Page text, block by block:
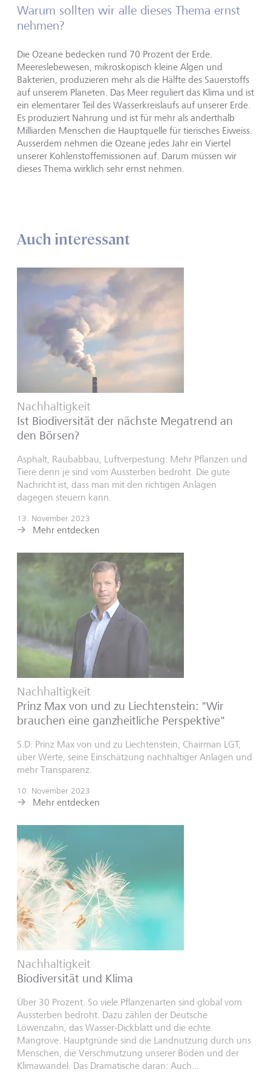
Warum sollten wir alle dieses Thema ernst
nehmen?
Die Ozeane bedecken rund 70 Prozent der Erde.
Meereslebewesen, mikroskopisch kleine Algen und
Bakterien, produzieren mehr als die Hälfte des Sauerstoffs
auf unserem Planeten. Das Meer reguliert das Klima und ist
ein elementarer Teil des Wasserkreislaufs auf unserer Erde.
Es produziert Nahrung und ist für mehr als anderthalb
Milliarden Menschen die Hauptquelle für tierisches Eiweiss.
Ausserdem nehmen die Ozeane jedes Jahr ein Viertel
unserer Kohlenstoffemissionen auf. Darum müssen wir
dieses Thema wirklich sehr ernst nehmen.
Auch interessant
Nachhaltigkeit
Ist Biodiversität der nächste Megatrend an
den Börsen?
Asphalt, Raubabbau, Luftverpestung: Mehr Pflanzen und
Tiere denn je sind vom Aussterben bedroht. Die gute
Nachricht ist, dass man mit den richtigen Anlagen
dagegen steuern kann.
13. November 2023
Mehr entdecken
Nachhaltigkeit
Prinz Max von und zu Liechtenstein: "Wir
brauchen eine ganzheitliche Perspektive"
S.D. Prinz Max von und zu Liechtenstein, Chairman LGT,
über Werte, seine Einschätzung nachhaltiger Anlagen und
mehr Transparenz.
10. November 2023
Mehr entdecken
Nachhaltigkeit
Biodiversität und Klima
Über 30 Prozent. So viele Pflanzenarten sind global vom
Aussterben bedroht. Dazu zählen der Deutsche
Löwenzahn, das Wasser-Dickblatt und die echte
Mangrove. Hauptgründe sind die Landnutzung durch uns
Menschen, die Verschmutzung unserer Böden und der
Klimawandel. Das Dramatische daran: Auch...